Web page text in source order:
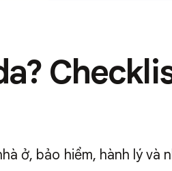
ở, bảo hiểm, hành lý và